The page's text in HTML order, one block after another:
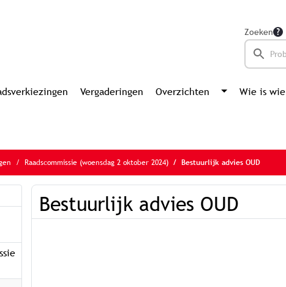
Zoeken
Vergaderingen Overzichten Wie is wie
Raadscommissie (woensdag 2 oktober 2024) Bestuurlijk advies OUD
Bestuurlijk advies OUD